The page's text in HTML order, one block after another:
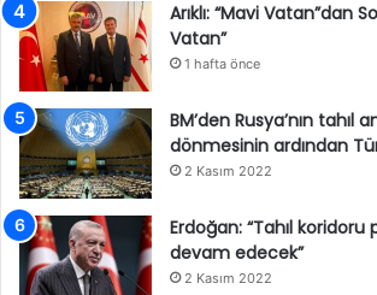
Arıklı: “Mavi Vatan”dan
Vatan”
1 hafta önce
BM’den Rusya’nın tahıl
dönmesinin ardından
2 Kasım 2022
Erdoğan: “Tahıl koridoru
devam edecek”
2 Kasım 2022